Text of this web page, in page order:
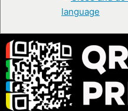
language